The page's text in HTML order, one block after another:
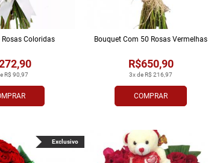
R$ 90,97
Coloridas
COMPRAR
3x de R$ 216,97
R$650,90
Bouquet Com 50 Rosas Vermelhas
Exclusivo